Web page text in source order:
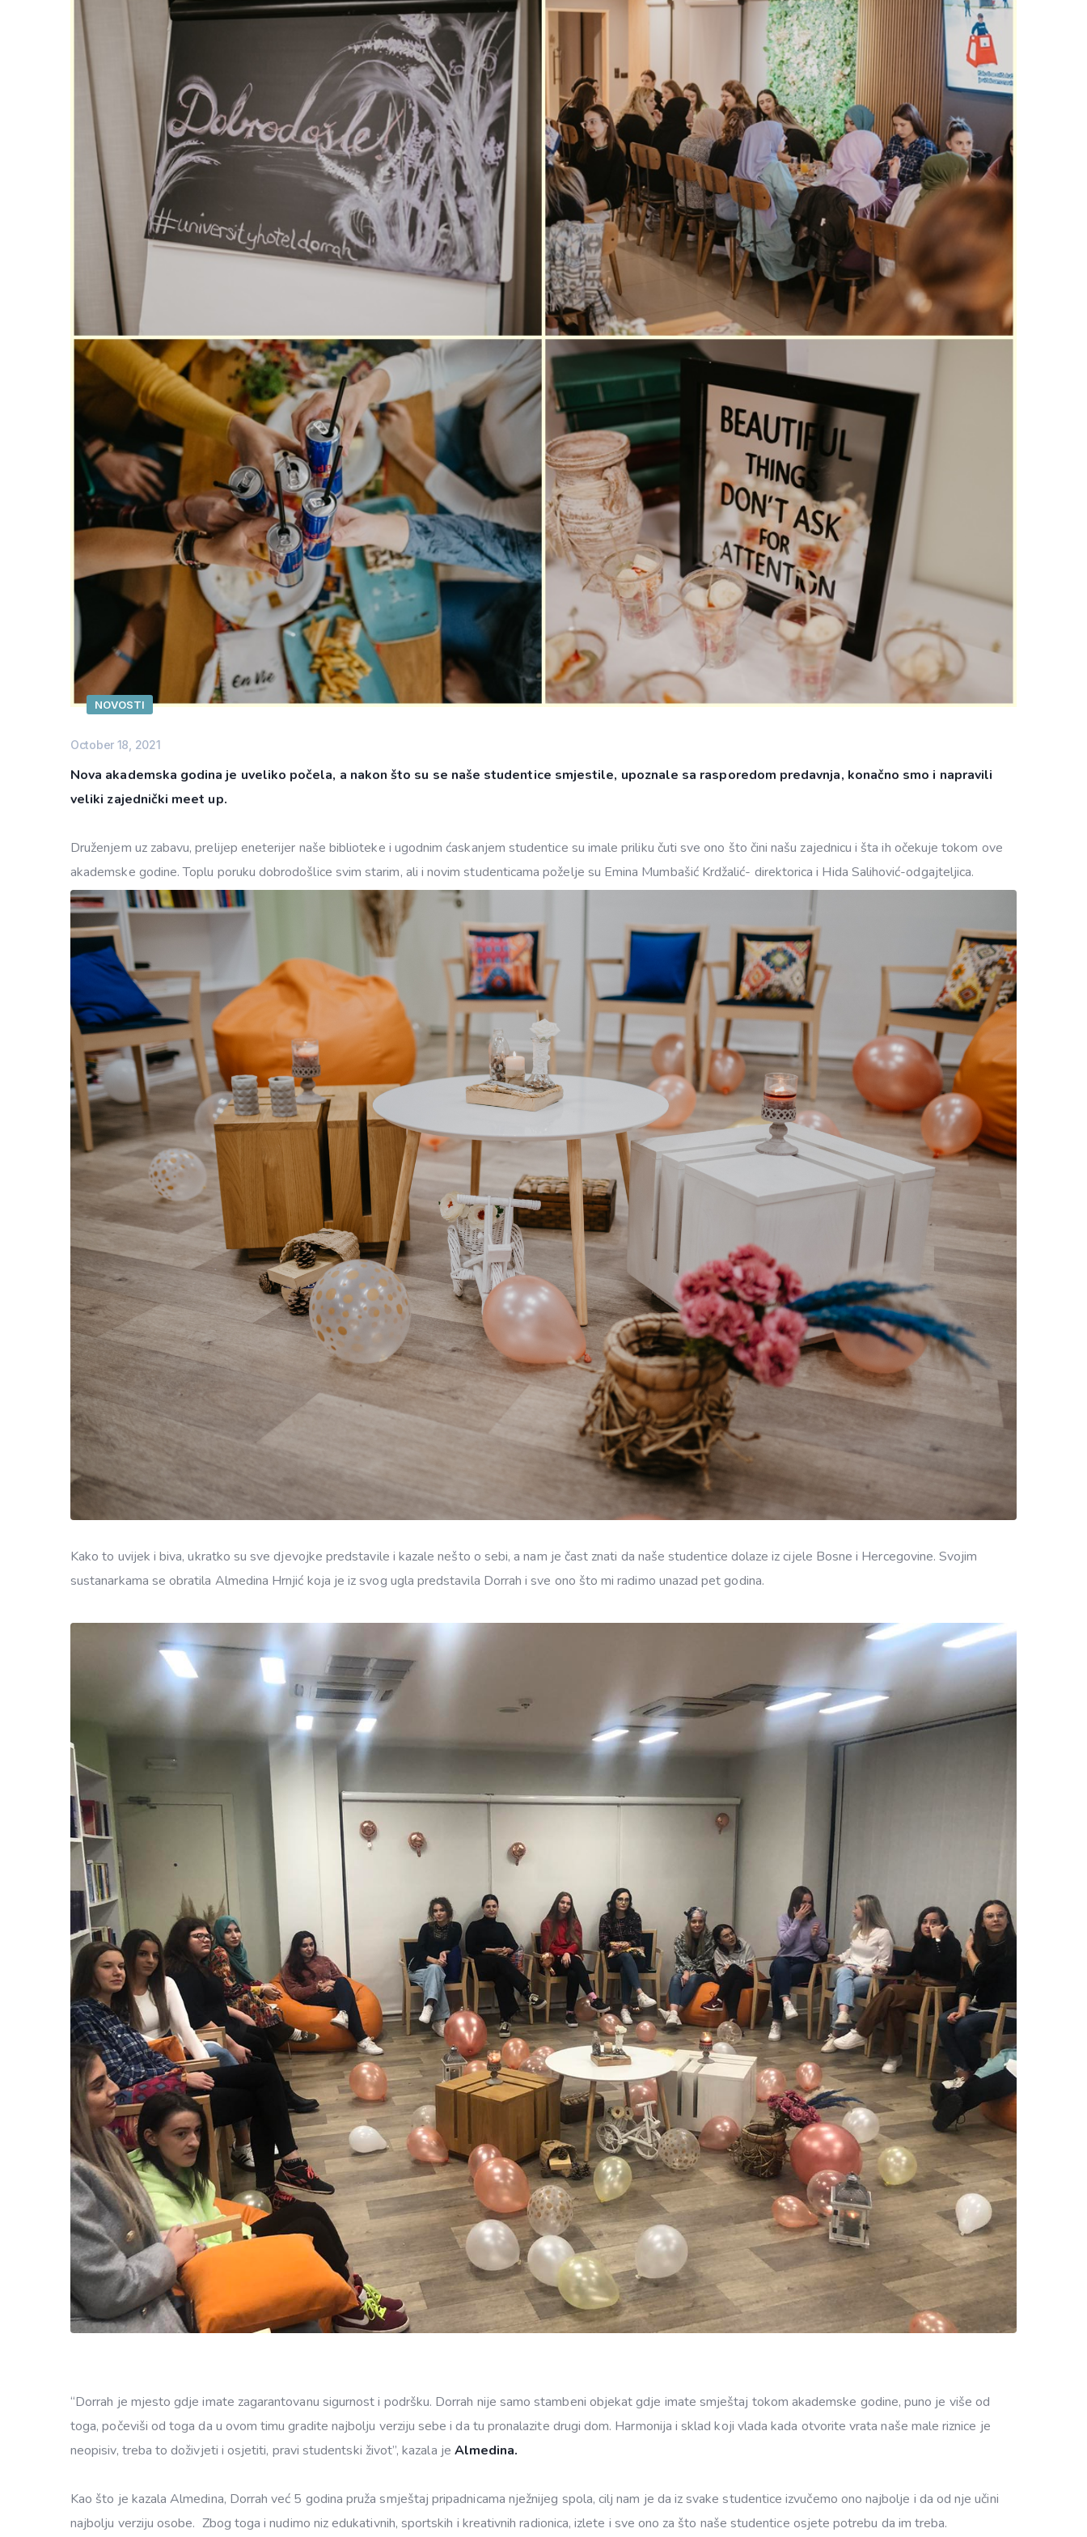
NOVOSTI
October 18, 2021
Nova akademska godina je uveliko počela, a nakon što su se naše studentice smjestile, upoznale sa rasporedom predavnja, konačno smo i napravili
veliki zajednički meet up.
Druženjem uz zabavu, prelijep eneterijer naše biblioteke i ugodnim ćaskanjem studentice su imale priliku čuti sve ono što čini našu zajednicu i šta ih očekuje tokom ove
akademske godine. Toplu poruku dobrodošlice svim starim, ali i novim studenticama poželje su Emina Mumbašić Krdžalić- direktorica i Hida Salihović-odgajteljica.
Kako to uvijek i biva, ukratko su sve djevojke predstavile i kazale nešto o sebi, a nam je čast znati da naše studentice dolaze iz cijele Bosne i Hercegovine. Svojim
sustanarkama se obratila Almedina Hrnjić koja je iz svog ugla predstavila Dorrah i sve ono što mi radimo unazad pet godina.
“Dorrah je mjesto gdje imate zagarantovanu sigurnost i podršku. Dorrah nije samo stambeni objekat gdje imate smještaj tokom akademske godine, puno je više od
toga, počeviši od toga da u ovom timu gradite najbolju verziju sebe i da tu pronalazite drugi dom. Harmonija i sklad koji vlada kada otvorite vrata naše male riznice je
neopisiv, treba to doživjeti i osjetiti, pravi studentski život”, kazala je Almedina.
Kao što je kazala Almedina, Dorrah već 5 godina pruža smještaj pripadnicama nježnijeg spola, cilj nam je da iz svake studentice izvučemo ono najbolje i da od nje učini
najbolju verziju osobe. Zbog toga i nudimo niz edukativnih, sportskih i kreativnih radionica, izlete i sve ono za što naše studentice osjete potrebu da im treba.